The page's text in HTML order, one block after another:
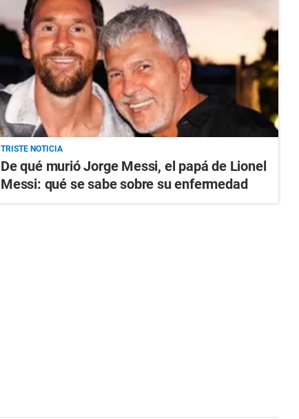
TRISTE NOTICIA
De qué murió Jorge Messi, el papá de Lionel
Messi: qué se sabe sobre su enfermedad